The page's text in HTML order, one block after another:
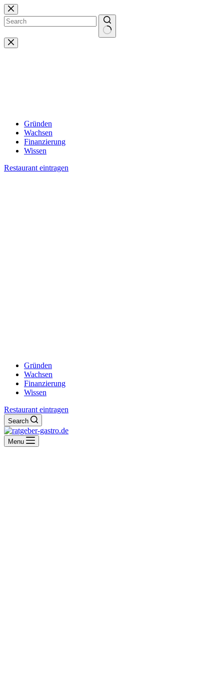
Zum
Inhalt
springen
Keine
Ergebnisse
Gründen
Wachsen
Finanzierung
Wissen
Restaurant eintragen
Gründen
Wachsen
Finanzierung
Wissen
Restaurant eintragen
Search
Menu